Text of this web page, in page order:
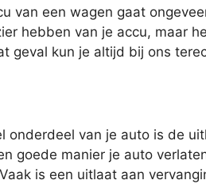
van een wagen gaat
hebben van je accu, maar
geval kun je altijd bij ons
onderdeel van je auto is de
goede manier je auto
is een uitlaat aan